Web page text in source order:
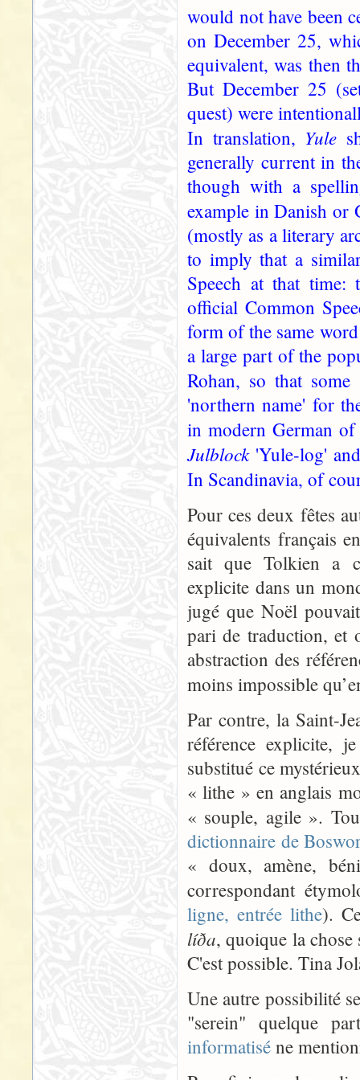
would not have been
on December 25,
equivalent, was then
But December 25
quest) were
In translation, Yule
generally current in
though with a
example in Danish or
(mostly as a literary
to imply that a
Speech at that time:
official Common
form of the same
a large part of the
Rohan, so that
'northern name' for
in modern German
Julblock'Yule-log'
In Scandinavia, of
Pour ces deux fêtes
équivalents français
sait que Tolkien a
explicite dans un
jugé que Noël
pari de traduction, et
abstraction des
moins impossible
Par contre, la Saint-
référence explicite,
substitué ce
« lithe » en anglais
« souple, agile ».
dictionnaire de
« doux, amène,
correspondant
ligne, entrée lithe).
líða, quoique la
C'est possible. Tina
Une autre possibilité
"serein" quelque
informatisé ne